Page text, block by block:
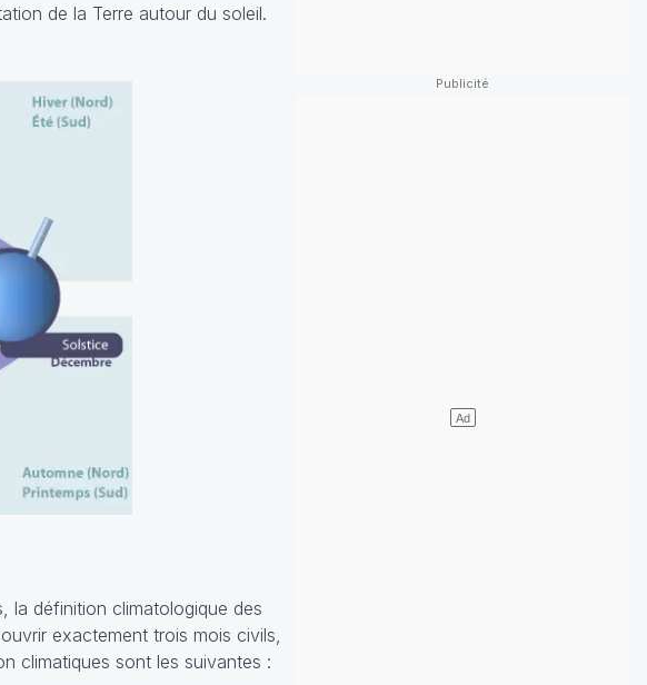
de la Terre autour du soleil.
la définition climatologique des
exactement trois mois civils,
climatiques sont les suivantes :